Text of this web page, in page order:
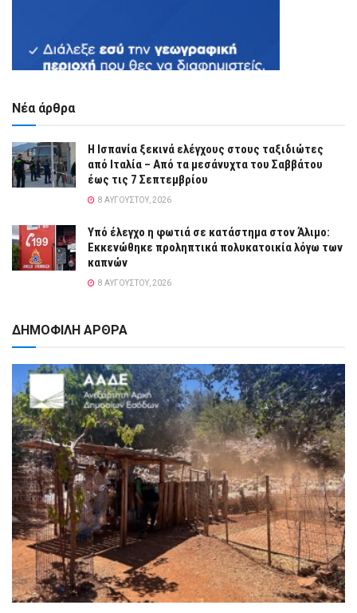
Νέα άρθρα
Η Ισπανία ξεκινά ελέγχους στους ταξιδιώτες
από Ιταλία – Από τα μεσάνυχτα του Σαββάτου
έως τις 7 Σεπτεμβρίου
8 ΑΥΓΟΎΣΤΟΥ, 2026
Yπό έλεγχο η φωτιά σε κατάστημα στον Άλιμο:
Εκκενώθηκε προληπτικά πολυκατοικία λόγω των
καπνών
8 ΑΥΓΟΎΣΤΟΥ, 2026
ΔΗΜΟΦΙΛΗ ΑΡΘΡΑ